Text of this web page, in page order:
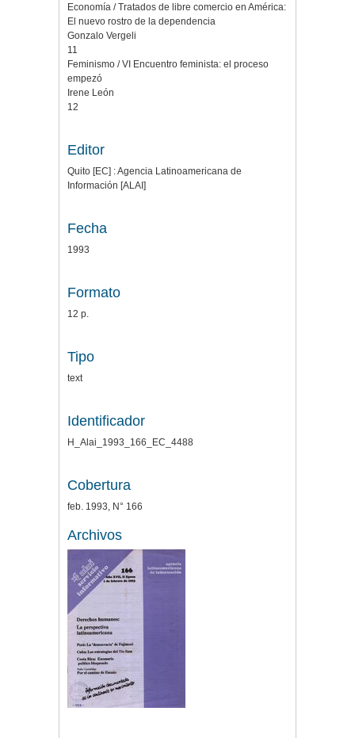
Economía / Tratados de libre comercio en América:
El nuevo rostro de la dependencia
Gonzalo Vergeli
11
Feminismo / VI Encuentro feminista: el proceso
empezó
Irene León
12
Editor
Quito [EC] : Agencia Latinoamericana de
Información [ALAI]
Fecha
1993
Formato
12 p.
Tipo
text
Identificador
H_Alai_1993_166_EC_4488
Cobertura
feb. 1993, N° 166
Archivos